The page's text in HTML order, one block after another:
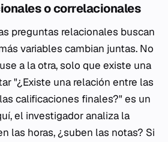
o correlacionales
preguntas relacionales buscan
variables cambian juntas. No
a la otra, solo que existe una
"¿Existe una relación entre las
calificaciones finales?" es un
el investigador analiza la
las horas, ¿suben las notas? Si